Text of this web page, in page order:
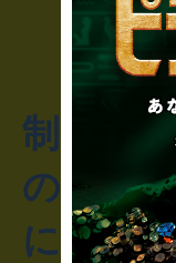
制作の
のお客
にお問